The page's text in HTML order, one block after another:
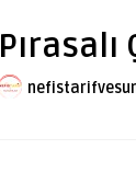
Pırasalı